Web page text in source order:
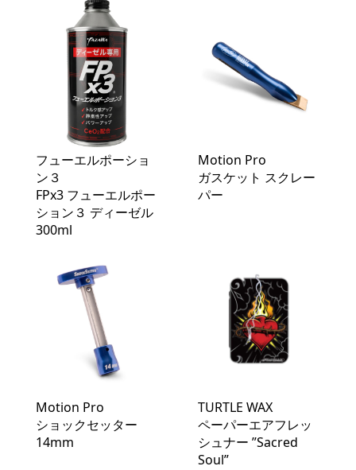
フューエルポーショ
ン３
FPx3 フューエルポー
ション３ ディーゼル
300ml
Motion Pro
ガスケット スクレー
パー
Motion Pro
ショックセッター
14mm
TURTLE WAX
ペーパーエアフレッ
シュナー ”Sacred
Soul”